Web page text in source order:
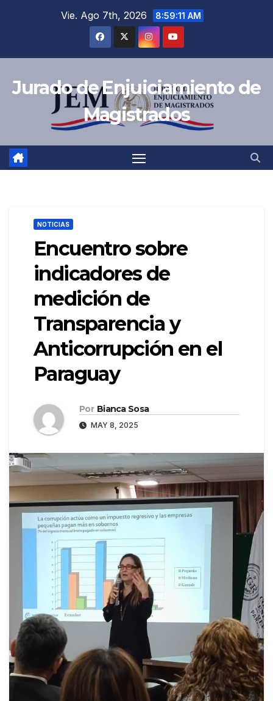
Vie. Ago 7th, 2026 8:59:12 AM
Jurado de Enjuiciamiento de
Magistrados
NOTICIAS
Encuentro sobre
indicadores de
medición de
Transparencia y
Anticorrupción en el
Paraguay
Por Bianca Sosa
MAY 8, 2025